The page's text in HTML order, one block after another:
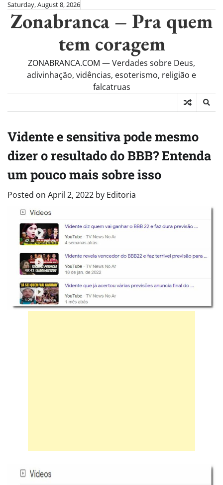
Skip
content
Saturday, August 8, 2026
Zonabranca – Pra quem
tem coragem
ZONABRANCA.COM — Verdades sobre Deus,
adivinhação, vidências, esoterismo, religião e
falcatruas
Vidente e sensitiva pode mesmo
dizer o resultado do BBB? Entenda
um pouco mais sobre isso
Posted on April 2, 2022 by Editoria